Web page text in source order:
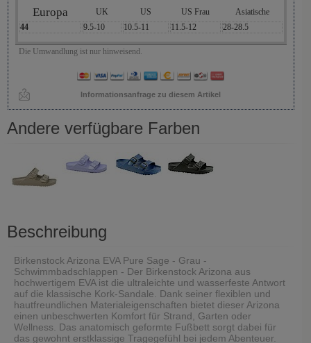
Europa UK US US Frau
Asiatische
44
9.5-10 10.5-11 11.5-12 28-28.5
Die Umwandlung ist nur hinweisend.
Informationsanfrage zu diesem Artikel
Andere verfügbare Farben
Beschreibung
Birkenstock Arizona EVA Pure Sage - Grau -
Schwimmbadschlappen - Der Birkenstock Arizona aus
hochwertigem EVA ist die ultraleichte und wasserfeste Antwort
auf die klassische Kork-Sandale. Dank seiner flexiblen und
hautfreundlichen Materialeigenschaften bietet dieser Arizona
einen unbeschwerten Komfort für Strand, Garten oder
Wellness. Das anatomisch geformte Fußbett sorgt dabei für
das gewohnt erstklassige Tragegefühl bei jedem Abenteuer.